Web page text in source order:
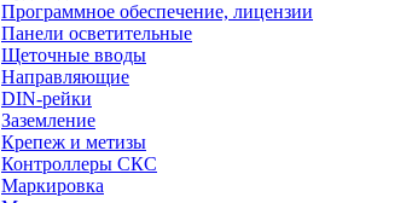
Программное обеспечение, лицензии
Панели осветительные
Щеточные вводы
Направляющие
DIN-рейки
Заземление
Крепеж и метизы
Контроллеры СКС
Маркировка